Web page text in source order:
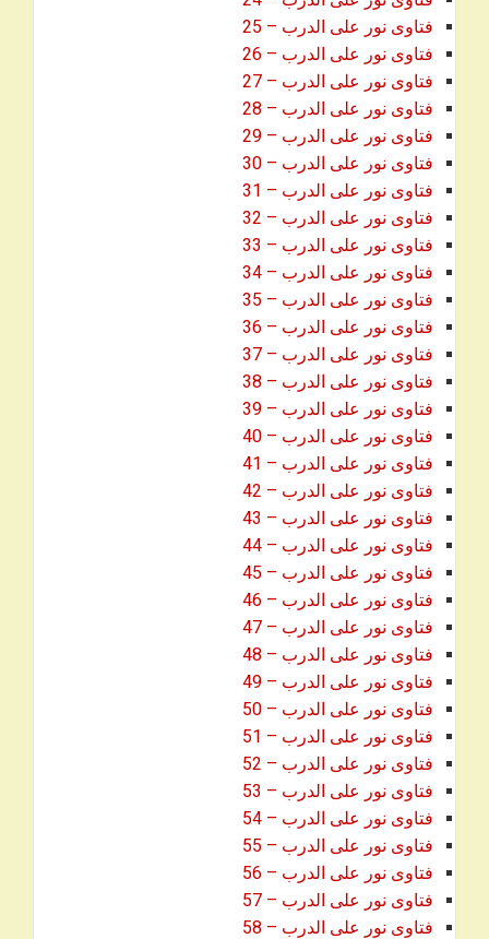
فتاوى نور على الدرب – 25
فتاوى نور على الدرب – 26
فتاوى نور على الدرب – 27
فتاوى نور على الدرب – 28
فتاوى نور على الدرب – 29
فتاوى نور على الدرب – 30
فتاوى نور على الدرب – 31
فتاوى نور على الدرب – 32
فتاوى نور على الدرب – 33
فتاوى نور على الدرب – 34
فتاوى نور على الدرب – 35
فتاوى نور على الدرب – 36
فتاوى نور على الدرب – 37
فتاوى نور على الدرب – 38
فتاوى نور على الدرب – 39
فتاوى نور على الدرب – 40
فتاوى نور على الدرب – 41
فتاوى نور على الدرب – 42
فتاوى نور على الدرب – 43
فتاوى نور على الدرب – 44
فتاوى نور على الدرب – 45
فتاوى نور على الدرب – 46
فتاوى نور على الدرب – 47
فتاوى نور على الدرب – 48
فتاوى نور على الدرب – 49
فتاوى نور على الدرب – 50
فتاوى نور على الدرب – 51
فتاوى نور على الدرب – 52
فتاوى نور على الدرب – 53
فتاوى نور على الدرب – 54
فتاوى نور على الدرب – 55
فتاوى نور على الدرب – 56
فتاوى نور على الدرب – 57
فتاوى نور على الدرب – 58